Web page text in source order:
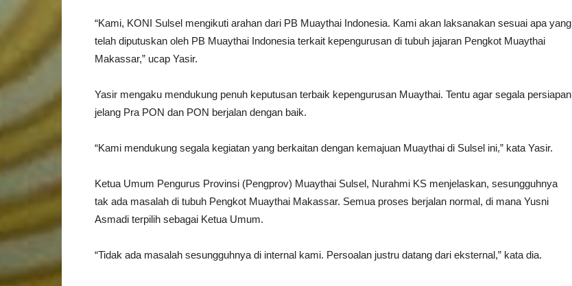
“Kami, KONI Sulsel mengikuti arahan dari PB Muaythai Indonesia. Kami akan laksanakan sesuai apa yang
telah diputuskan oleh PB Muaythai Indonesia terkait kepengurusan di tubuh jajaran Pengkot Muaythai
Makassar,” ucap Yasir.
Yasir mengaku mendukung penuh keputusan terbaik kepengurusan Muaythai. Tentu agar segala persiapan
jelang Pra PON dan PON berjalan dengan baik.
“Kami mendukung segala kegiatan yang berkaitan dengan kemajuan Muaythai di Sulsel ini,” kata Yasir.
Ketua Umum Pengurus Provinsi (Pengprov) Muaythai Sulsel, Nurahmi KS menjelaskan, sesungguhnya
tak ada masalah di tubuh Pengkot Muaythai Makassar. Semua proses berjalan normal, di mana Yusni
Asmadi terpilih sebagai Ketua Umum.
“Tidak ada masalah sesungguhnya di internal kami. Persoalan justru datang dari eksternal,” kata dia.